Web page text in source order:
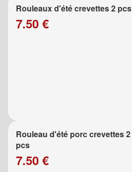
Rouleaux d'été crevettes 2 pcs
7.50 €
Rouleau d'été porc crevettes 2
pcs
7.50 €